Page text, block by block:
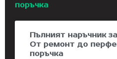
поръчка
Пълният наръчник
От ремонт до
поръчка